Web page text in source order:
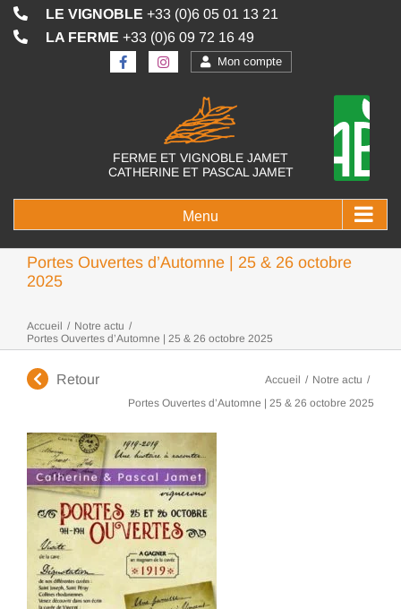
Passer
au
contenu
LE VIGNOBLE +33 (0)6 05 01 13 21
LA FERME +33 (0)6 09 72 16 49
Mon compte
FERME ET VIGNOBLE JAMET
CATHERINE ET PASCAL JAMET
Portes Ouvertes d’Automne | 25 & 26 octobre
2025
Accueil / Notre actu /
Portes Ouvertes d’Automne | 25 & 26 octobre 2025
Retour Accueil / Notre actu /
Portes Ouvertes d’Automne | 25 & 26 octobre 2025